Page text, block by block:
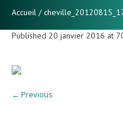
Accueil /
Published 20 janvier 2016 at
← Previous